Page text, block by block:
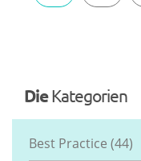
DieKategorien
Best Practice (44)